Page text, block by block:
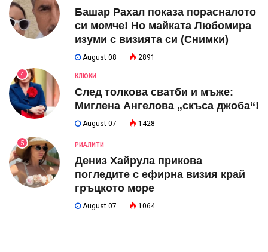
Башар Рахал показа порасналото
си момче! Но майката Любомира
изуми с визията си (Снимки)
August 08 2891
4 КЛЮКИ
След толкова сватби и мъже:
Миглена Ангелова „скъса джоба“!
August 07 1428
5 РИАЛИТИ
Дениз Хайрула прикова
погледите с ефирна визия край
гръцкото море
August 07 1064